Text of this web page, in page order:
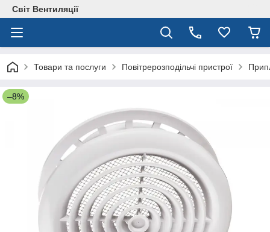
Світ Вентиляції
Товари та послуги Повітрерозподільчі пристрої
–8%